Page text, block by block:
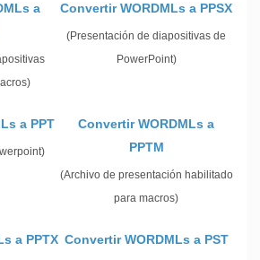
a
Convertir WORDMLs a PPSX
(Presentación de diapositivas de
PowerPoint)
a PPT
Convertir WORDMLs a
PPTM
(Archivo de presentación habilitado
para macros)
a PPTX Convertir WORDMLs a PST